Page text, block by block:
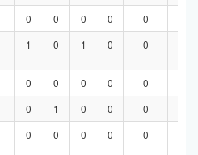
0 0 0 0 0
1 0 1 0 0
0 0 0 0 0
0 1 0 0 0
0 0 0 0 0